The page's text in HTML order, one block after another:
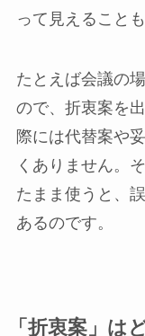
って見えること
たとえば会議の
ので、折衷案を
際には代替案や
くありません。
たまま使うと、
あるのです。
「折衷案」は